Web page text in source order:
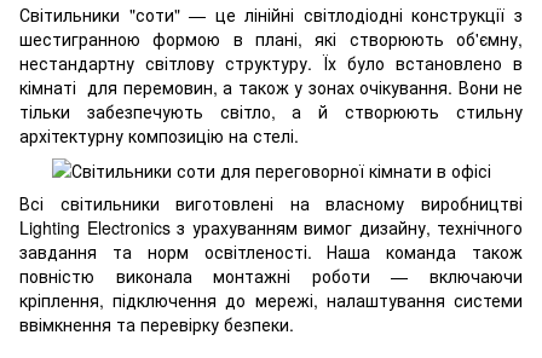
Світильники "соти" — це лінійні світлодіодні конструкції з
шестигранною формою в плані, які створюють об'ємну,
нестандартну світлову структуру. Їх було встановлено в
кімнаті для перемовин, а також у зонах очікування. Вони не
тільки забезпечують світло, а й створюють стильну
архітектурну композицію на стелі.
Всі світильники виготовлені на власному виробництві
Lighting Electronics з урахуванням вимог дизайну, технічного
завдання та норм освітленості. Наша команда також
повністю виконала монтажні роботи — включаючи
кріплення, підключення до мережі, налаштування системи
ввімкнення та перевірку безпеки.